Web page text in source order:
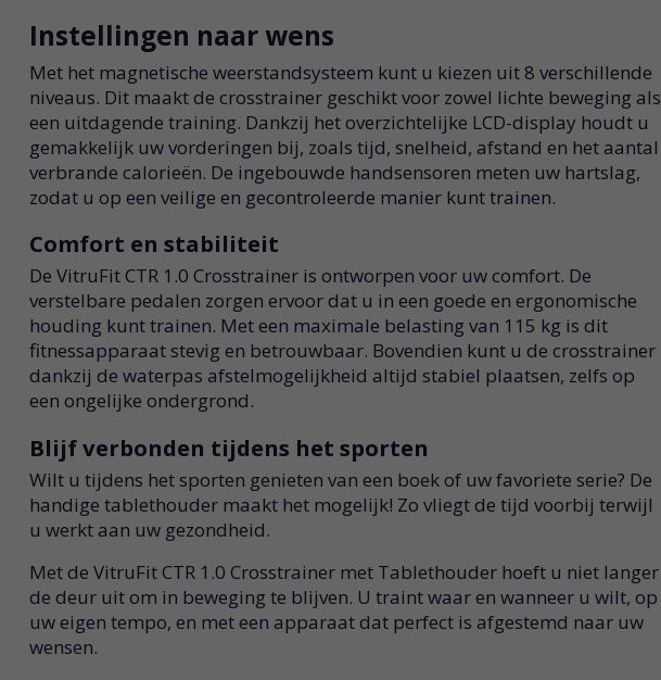
Instellingen naar wens
Met het magnetische weerstandsysteem kunt u kiezen uit 8 verschillende
niveaus. Dit maakt de crosstrainer geschikt voor zowel lichte beweging als
een uitdagende training. Dankzij het overzichtelijke LCD-display houdt u
gemakkelijk uw vorderingen bij, zoals tijd, snelheid, afstand en het aantal
verbrande calorieën. De ingebouwde handsensoren meten uw hartslag,
zodat u op een veilige en gecontroleerde manier kunt trainen.
Comfort en stabiliteit
De VitruFit CTR 1.0 Crosstrainer is ontworpen voor uw comfort. De
verstelbare pedalen zorgen ervoor dat u in een goede en ergonomische
houding kunt trainen. Met een maximale belasting van 115 kg is dit
fitnessapparaat stevig en betrouwbaar. Bovendien kunt u de crosstrainer
dankzij de waterpas afstelmogelijkheid altijd stabiel plaatsen, zelfs op
een ongelijke ondergrond.
Blijf verbonden tijdens het sporten
Wilt u tijdens het sporten genieten van een boek of uw favoriete serie? De
handige tablethouder maakt het mogelijk! Zo vliegt de tijd voorbij terwijl
u werkt aan uw gezondheid.
Met de VitruFit CTR 1.0 Crosstrainer met Tablethouder hoeft u niet langer
de deur uit om in beweging te blijven. U traint waar en wanneer u wilt, op
uw eigen tempo, en met een apparaat dat perfect is afgestemd naar uw
wensen.